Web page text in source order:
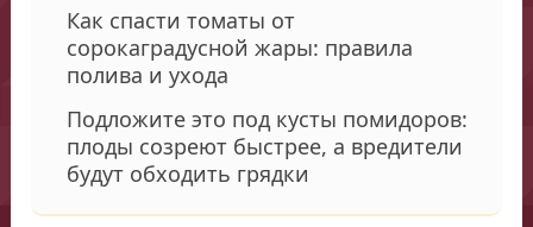
Как спасти томаты от
сорокаградусной жары: правила
полива и ухода
Подложите это под кусты помидоров:
плоды созреют быстрее, а вредители
будут обходить грядки